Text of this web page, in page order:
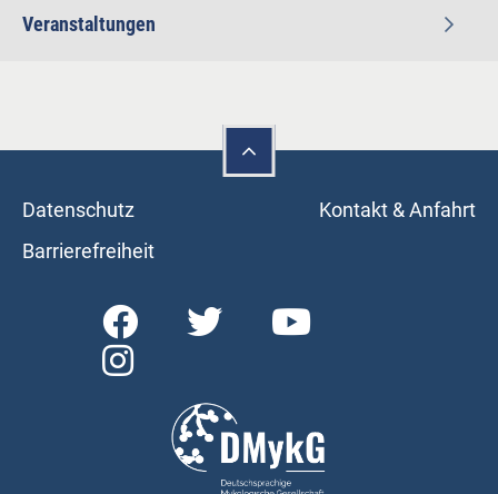
Veranstaltungen
Datenschutz
Kontakt & Anfahrt
Barrierefreiheit